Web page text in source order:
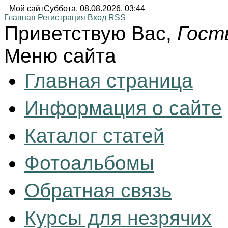
Мой сайтСуббота, 08.08.2026, 03:44
Главная Регистрация Вход RSS
Приветствую Вас,
Меню сайта
Главная страница
Информация о сайте
Каталог статей
Фотоальбомы
Обратная связь
Курсы для незрячих